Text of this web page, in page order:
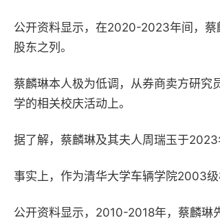
公开资料显示，在2020-2023年间，蔡
股东之列。
蔡麟琳本人极为低调，从券商卖方研究
学的相关校庆活动上。
据了解，蔡麟琳及其夫人周瑞玉于2023
事实上，作为清华大学车辆学院2003级
公开资料显示，2010-2018年，蔡麟琳